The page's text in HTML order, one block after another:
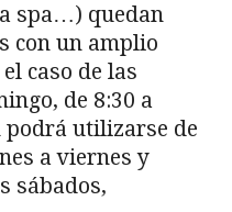
spa…) quedan
con un amplio
caso de las
de 8:30 a
podrá utilizarse de
a viernes y
sábados,